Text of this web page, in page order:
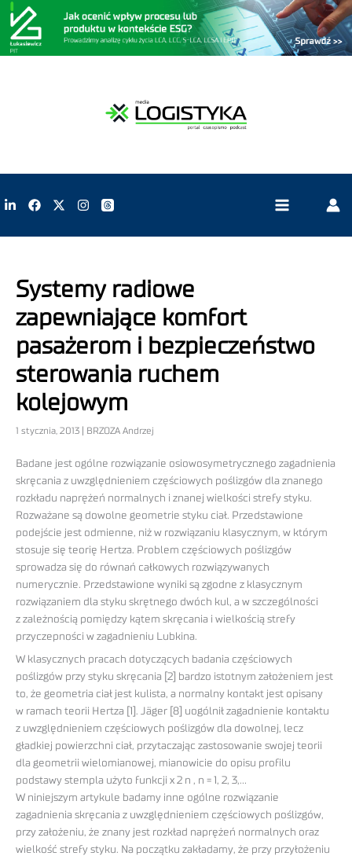
Systemy radiowe
zapewniające komfort
pasażerom i bezpieczeństwo
sterowania ruchem
kolejowym
1 stycznia, 2013 | BRZOZA Andrzej
Badane jest ogólne rozwiązanie osiowosymetrycznego zagadnienia
skręcania z uwzględnieniem częściowych poślizgów dla znanego
rozkładu naprężeń normalnych i znanej wielkości strefy styku.
Rozważane są dowolne geometrie styku ciał. Przedstawione
podejście jest odmienne, niż w rozwiązaniu klasycznym, w którym
stosuje się teorię Hertza. Problem częściowych poślizgów
sprowadza się do równań całkowych rozwiązywanych
numerycznie. Przedstawione wyniki są zgodne z klasycznym
rozwiązaniem dla styku skrętnego dwóch kul, a w szczególności
z zależnością pomiędzy kątem skręcania i wielkością strefy
przyczepności w zagadnieniu Lubkina.
W klasycznych pracach dotyczących badania częściowych
poślizgów przy styku skręcania [2] bardzo istotnym założeniem jest
to, że geometria ciał jest kulista, a normalny kontakt jest opisany
w ramach teorii Hertza [1]. Jäger [8] uogólnił zagadnienie kontaktu
z uwzględnieniem częściowych poślizgów dla dowolnej, lecz
gładkiej powierzchni ciał, przytaczając zastosowanie swojej teorii
dla geometrii wielomianowej, mianowicie do opisu profilu
podstawy stempla użyto funkcji x 2 n , n = 1, 2, 3,…
W niniejszym artykule badamy inne ogólne rozwiązanie
zagadnienia skręcania z uwzględnieniem częściowych poślizgów,
przy założeniu, że znany jest rozkład naprężeń normalnych oraz
wielkość strefy styku. Na początku zakładamy, że przy przyłożeniu